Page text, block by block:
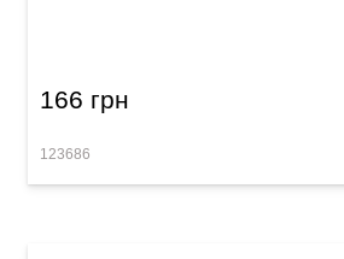
166 грн
123686